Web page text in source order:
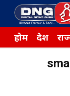
होम देश